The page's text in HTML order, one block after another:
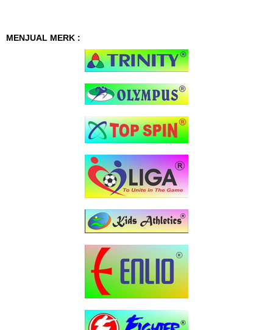
MENJUAL MERK :